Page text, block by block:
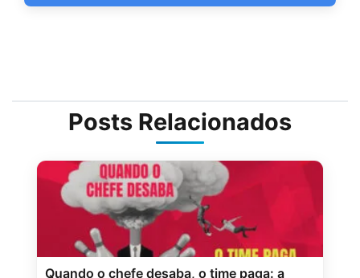
Posts Relacionados
Quando o chefe desaba, o time paga: a